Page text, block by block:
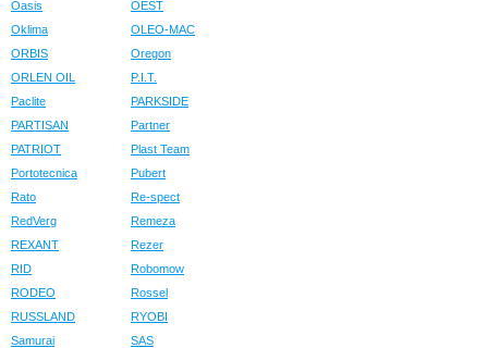
Oasis
OEST
Oklima
OLEO-MAC
ORBIS
Oregon
ORLEN OIL
P.I.T.
Paclite
PARKSIDE
PARTISAN
Partner
PATRIOT
Plast Team
Portotecnica
Pubert
Rato
Re-spect
RedVerg
Remeza
REXANT
Rezer
RID
Robomow
RODEO
Rossel
RUSSLAND
RYOBI
Samurai
SAS